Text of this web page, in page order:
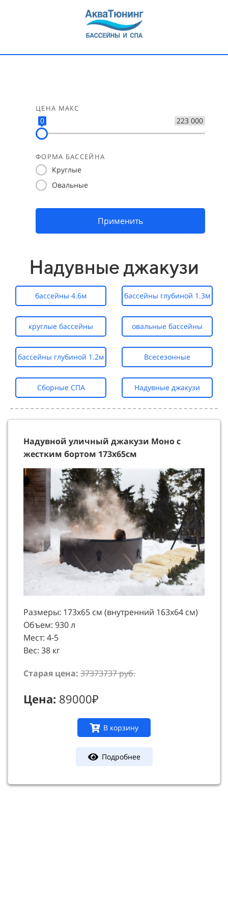
ЦЕНА МАКС
223 000
0
ФОРМА БАССЕЙНА
Круглые
Овальные
Применить
Надувные джакузи
бассейны 4.6м бассейны глубиной 1.3м
круглые бассейны овальные бассейны
бассейны глубиной 1.2м Всесезонные
Сборные СПА Надувные джакузи
Надувной уличный джакузи Моно с
жестким бортом 173х65см
Размеры: 173х65 см (внутренний 163х64 см)
Объем: 930 л
Мест: 4-5
Вес: 38 кг
Старая цена: 37373737 руб.
Цена: 89000₽
В корзину
Подробнее